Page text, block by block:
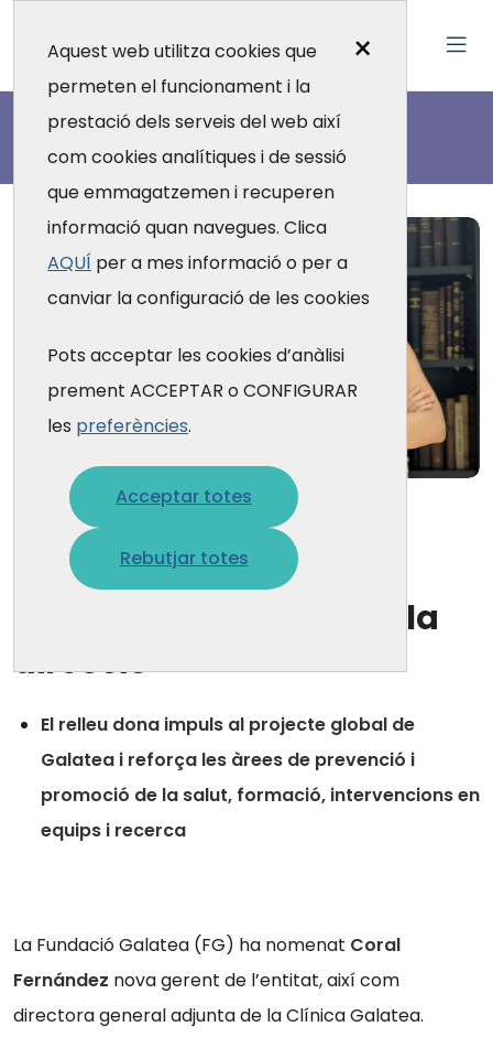
×
Aquest web utilitza cookies que
permeten el funcionament i la
prestació dels serveis del web així
com cookies analítiques i de sessió
que emmagatzemen i recuperen
informació quan navegues. Clica
AQUÍ per a mes informació o per a
canviar la configuració de les cookies
Pots acceptar les cookies d’anàlisi
prement ACCEPTAR o CONFIGURAR
les preferències.
Acceptar totes
Rebutjar totes
Actualitat
29 juny 2026
La Fundació Galatea
renova la presidència i la
direcció
El relleu dona impuls al projecte global de
Galatea i reforça les àrees de prevenció i
promoció de la salut, formació, intervencions en
equips i recerca
La Fundació Galatea (FG) ha nomenat Coral
Fernández nova gerent de l’entitat, així com
directora general adjunta de la Clínica Galatea.